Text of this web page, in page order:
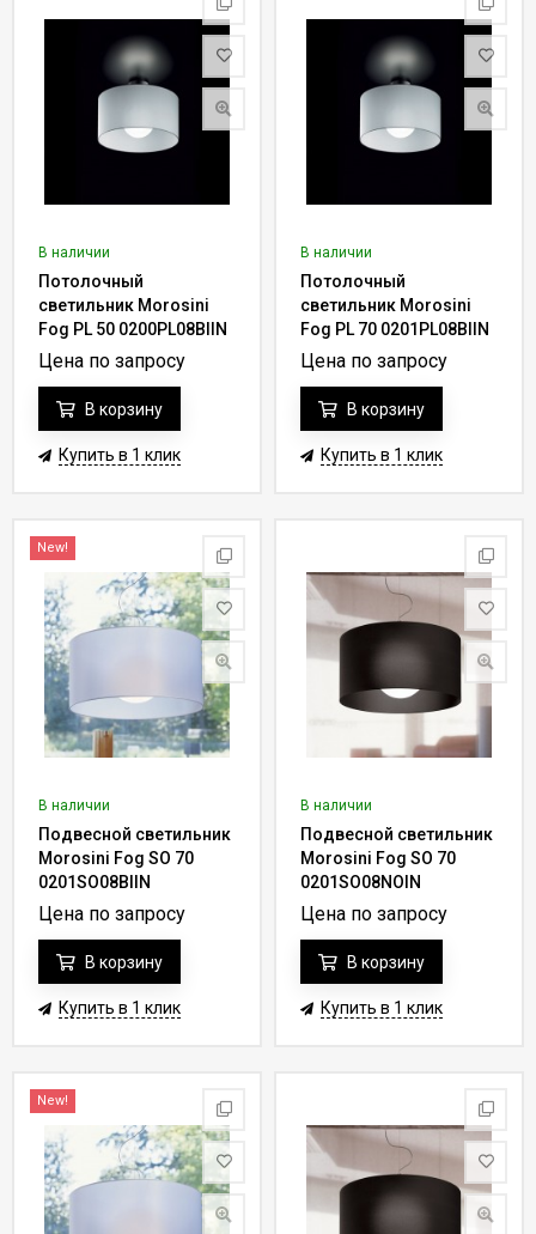
В наличии
Потолочный
светильник Morosini
Fog PL 50 0200PL08BIIN
Цена по запросу
В корзину
Купить в 1 клик
В наличии
Потолочный
светильник Morosini
Fog PL 70 0201PL08BIIN
Цена по запросу
В корзину
Купить в 1 клик
New!
В наличии
Подвесной светильник
Morosini Fog SO 70
0201SO08BIIN
Цена по запросу
В корзину
Купить в 1 клик
В наличии
Подвесной светильник
Morosini Fog SO 70
0201SO08NOIN
Цена по запросу
В корзину
Купить в 1 клик
New!